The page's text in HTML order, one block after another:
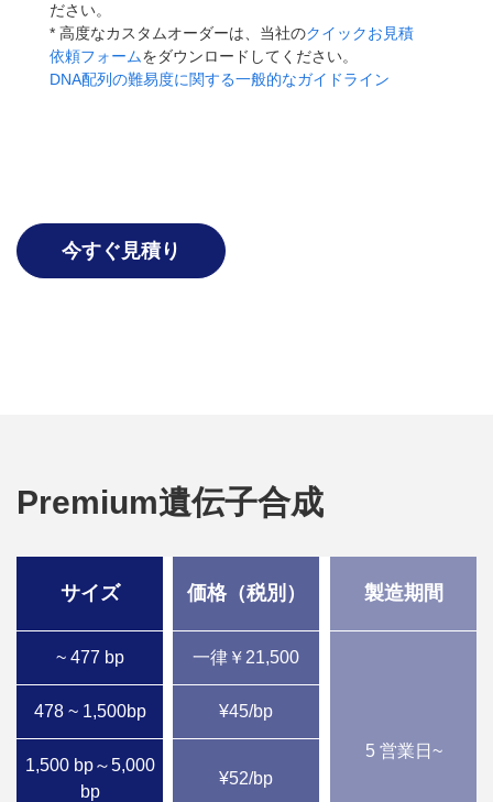
ださい。
* 高度なカスタムオーダーは、当社のクイックお見積
依頼フォームをダウンロードしてください。
DNA配列の難易度に関する一般的なガイドライン
今すぐ見積り
Premium遺伝子合成
サイズ 価格（税別） 製造期間
~ 477 bp 一律￥21,500
5 営業日~
478 ~ 1,500bp ¥45/bp
1,500 bp～5,000
bp
¥52/bp